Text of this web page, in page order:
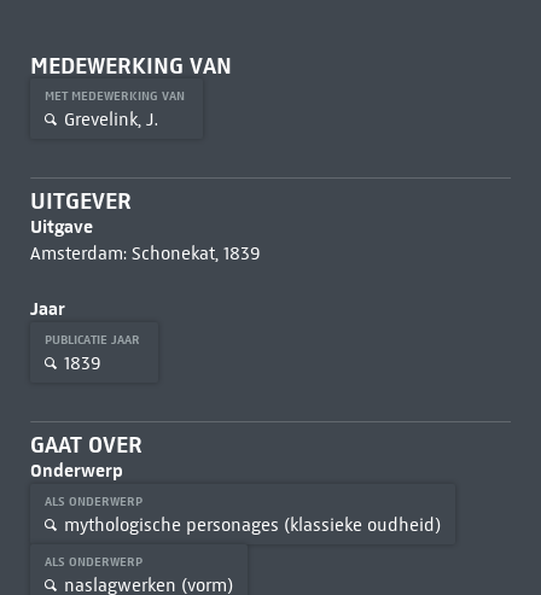
MEDEWERKING VAN
MET MEDEWERKING VAN
Grevelink, J.
UITGEVER
Uitgave
Amsterdam: Schonekat, 1839
Jaar
PUBLICATIE JAAR
1839
GAAT OVER
Onderwerp
ALS ONDERWERP
mythologische personages (klassieke oudheid)
ALS ONDERWERP
naslagwerken (vorm)